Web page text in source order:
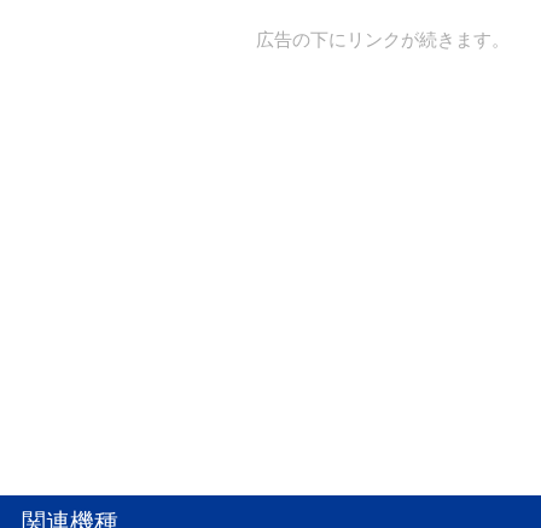
広告の下にリンクが続きます。
関連機種